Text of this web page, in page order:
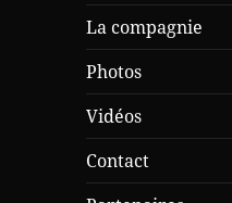
La compagnie
Photos
Vidéos
Contact